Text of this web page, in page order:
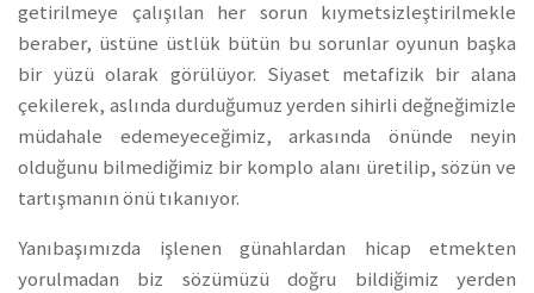
getirilmeye çalışılan her sorun kıymetsizleştirilmekle
beraber, üstüne üstlük bütün bu sorunlar oyunun başka
bir yüzü olarak görülüyor. Siyaset metafizik bir alana
çekilerek, aslında durduğumuz yerden sihirli değneğimizle
müdahale edemeyeceğimiz, arkasında önünde neyin
olduğunu bilmediğimiz bir komplo alanı üretilip, sözün ve
tartışmanın önü tıkanıyor.
Yanıbaşımızda işlenen günahlardan hicap etmekten
yorulmadan biz sözümüzü doğru bildiğimiz yerden